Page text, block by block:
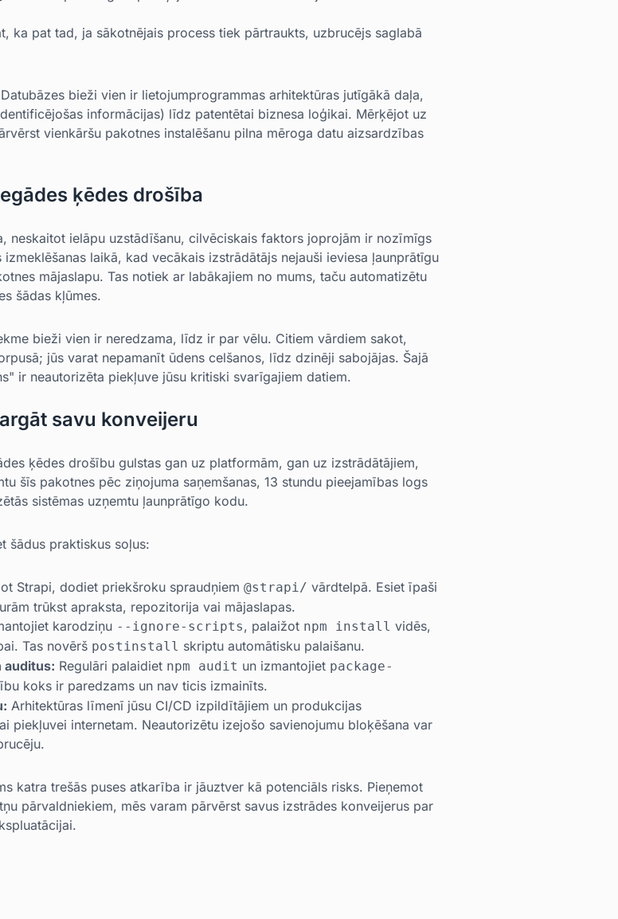
ka pat tad, ja sākotnējais process tiek pārtraukts, uzbrucējs saglabā
bieži vien ir lietojumprogrammas arhitektūras jutīgākā daļa,
informācijas) līdz patentētai biznesa loģikai. Mērķējot uz
vienkāršu pakotnes instalēšanu pilna mēroga datu aizsardzības
ķēdes drošība
neskaitot ielāpu uzstādīšanu, cilvēciskais faktors joprojām ir nozīmīgs
laikā, kad vecākais izstrādātājs nejauši ieviesa ļaunprātīgu
mājaslapu. Tas notiek ar labākajiem no mums, taču automatizētu
šādas kļūmes.
bieži vien ir neredzama, līdz ir par vēlu. Citiem vārdiem sakot,
jūs varat nepamanīt ūdens celšanos, līdz dzinēji sabojājas. Šajā
ir neautorizēta piekļuve jūsu kritiski svarīgajiem datiem.
savu konveijeru
ķēdes drošību gulstas gan uz platformām, gan uz izstrādātājiem,
šīs pakotnes pēc ziņojuma saņemšanas, 13 stundu pieejamības logs
sistēmas uzņemtu ļaunprātīgo kodu.
šādus praktiskus soļus:
Strapi, dodiet priekšroku spraudņiem @strapi/ vārdtelpā. Esiet īpaši
trūkst apraksta, repozitorija vai mājaslapas.
karodziņu --ignore-scripts, palaižot npm install vidēs,
Tas novērš postinstall skriptu automātisku palaišanu.
auditus: Regulāri palaidiet npm audit un izmantojiet package-
koks ir paredzams un nav ticis izmainīts.
Arhitektūras līmenī jūsu CI/CD izpildītājiem un produkcijas
piekļuvei internetam. Neautorizētu izejošo savienojumu bloķēšana var
katra trešās puses atkarība ir jāuztver kā potenciāls risks. Pieņemot
pārvaldniekiem, mēs varam pārvērst savus izstrādes konveijerus par